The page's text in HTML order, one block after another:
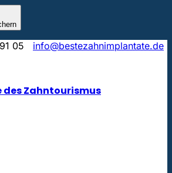
springen
05
info@bestezahnimplantate.de
des Zahntourismus